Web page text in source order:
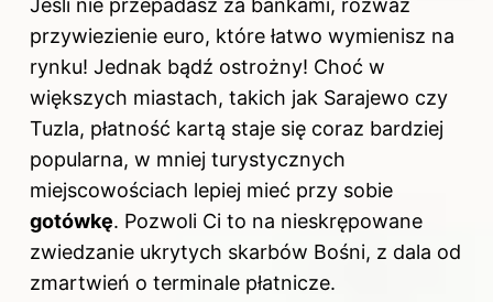
Jeśli nie przepadasz za bankami, rozważ
przywiezienie euro, które łatwo wymienisz na
rynku! Jednak bądź ostrożny! Choć w
większych miastach, takich jak Sarajewo czy
Tuzla, płatność kartą staje się coraz bardziej
popularna, w mniej turystycznych
miejscowościach lepiej mieć przy sobie
gotówkę. Pozwoli Ci to na nieskrępowane
zwiedzanie ukrytych skarbów Bośni, z dala od
zmartwień o terminale płatnicze.